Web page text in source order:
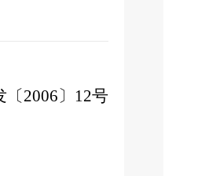
〔2006〕12号